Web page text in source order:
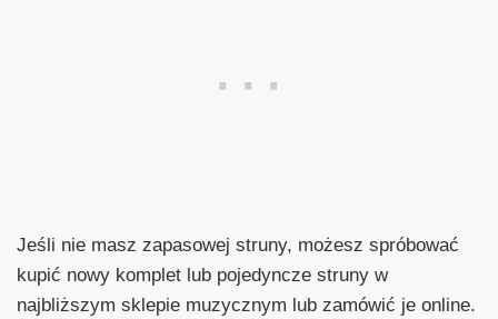
Jeśli nie masz zapasowej struny, możesz spróbować
kupić nowy komplet lub pojedyncze struny w
najbliższym sklepie muzycznym lub zamówić je online.